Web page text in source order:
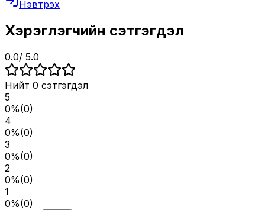
Нэвтрэх
Хэрэглэгчийн сэтгэгдэл
0.0/ 5.0
Нийт 0 сэтгэгдэл
5
0%(0)
4
0%(0)
3
0%(0)
2
0%(0)
1
0%(0)